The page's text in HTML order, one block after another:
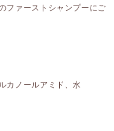
ファーストシャンプーにご
カノールアミド、水